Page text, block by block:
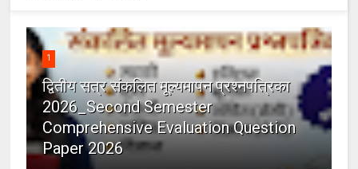
1
द्वितीय सत्र संकलित मूल्यमापन प्रश्नपत्रिका
2026_Second Semester
Comprehensive Evaluation Question
Paper 2026